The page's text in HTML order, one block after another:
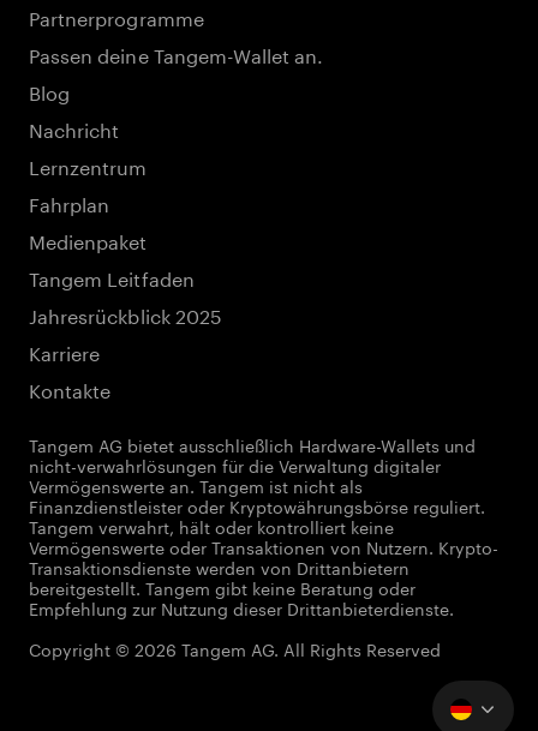
Partnerprogramme
Passen deine Tangem-Wallet an.
Blog
Nachricht
Lernzentrum
Fahrplan
Medienpaket
Tangem Leitfaden
Jahresrückblick 2025
Karriere
Kontakte
Tangem AG bietet ausschließlich Hardware-Wallets und
nicht-verwahrlösungen für die Verwaltung digitaler
Vermögenswerte an. Tangem ist nicht als
Finanzdienstleister oder Kryptowährungsbörse reguliert.
Tangem verwahrt, hält oder kontrolliert keine
Vermögenswerte oder Transaktionen von Nutzern. Krypto-
Transaktionsdienste werden von Drittanbietern
bereitgestellt. Tangem gibt keine Beratung oder
Empfehlung zur Nutzung dieser Drittanbieterdienste.